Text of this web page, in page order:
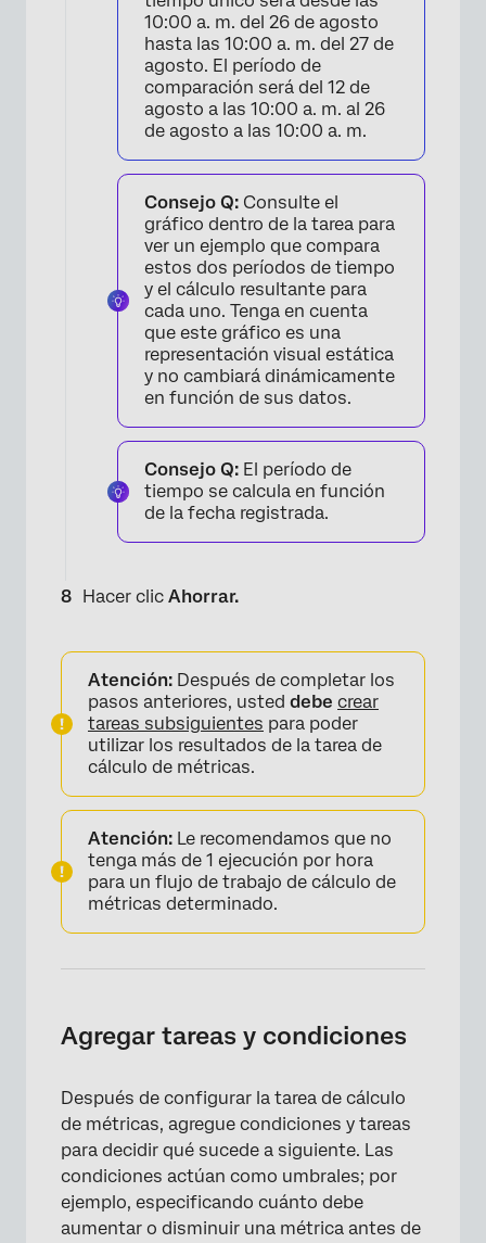
10:00 a. m. del 26 de agosto
hasta las 10:00 a. m. del 27 de
agosto. El período de
comparación será del 12 de
agosto a las 10:00 a. m. al 26
de agosto a las 10:00 a. m.
Consejo Q: Consulte el
gráfico dentro de la tarea para
ver un ejemplo que compara
estos dos períodos de tiempo
y el cálculo resultante para
cada uno. Tenga en cuenta
que este gráfico es una
representación visual estática
y no cambiará dinámicamente
en función de sus datos.
Consejo Q: El período de
tiempo se calcula en función
de la fecha registrada.
Hacer clic Ahorrar.
Atención: Después de completar los
pasos anteriores, usted debe crear
tareas subsiguientes para poder
utilizar los resultados de la tarea de
cálculo de métricas.
Atención: Le recomendamos que no
tenga más de 1 ejecución por hora
para un flujo de trabajo de cálculo de
métricas determinado.
Agregar tareas y condiciones
Después de configurar la tarea de cálculo
de métricas, agregue condiciones y tareas
para decidir qué sucede a siguiente. Las
condiciones actúan como umbrales; por
ejemplo, especificando cuánto debe
aumentar o disminuir una métrica antes de